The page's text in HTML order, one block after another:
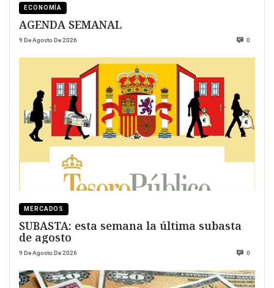
ECONOMÍA
AGENDA SEMANAL
9 De Agosto De 2026 0
MERCADOS
SUBASTA: esta semana la última subasta
de agosto
9 De Agosto De 2026 0